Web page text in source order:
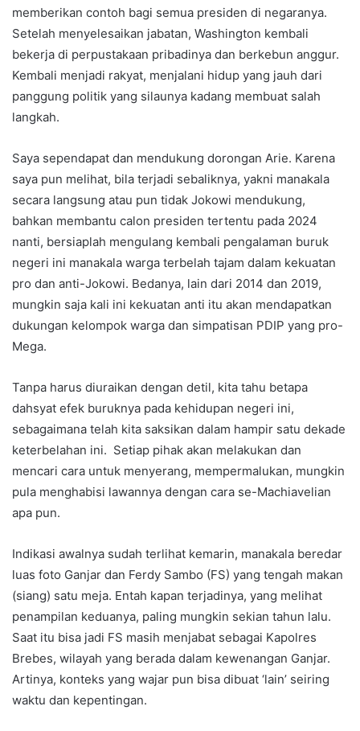
memberikan contoh bagi semua presiden di negaranya.
Setelah menyelesaikan jabatan, Washington kembali
bekerja di perpustakaan pribadinya dan berkebun anggur.
Kembali menjadi rakyat, menjalani hidup yang jauh dari
panggung politik yang silaunya kadang membuat salah
langkah.
Saya sependapat dan mendukung dorongan Arie. Karena
saya pun melihat, bila terjadi sebaliknya, yakni manakala
secara langsung atau pun tidak Jokowi mendukung,
bahkan membantu calon presiden tertentu pada 2024
nanti, bersiaplah mengulang kembali pengalaman buruk
negeri ini manakala warga terbelah tajam dalam kekuatan
pro dan anti-Jokowi. Bedanya, lain dari 2014 dan 2019,
mungkin saja kali ini kekuatan anti itu akan mendapatkan
dukungan kelompok warga dan simpatisan PDIP yang pro-
Mega.
Tanpa harus diuraikan dengan detil, kita tahu betapa
dahsyat efek buruknya pada kehidupan negeri ini,
sebagaimana telah kita saksikan dalam hampir satu dekade
keterbelahan ini. Setiap pihak akan melakukan dan
mencari cara untuk menyerang, mempermalukan, mungkin
pula menghabisi lawannya dengan cara se-Machiavelian
apa pun.
Indikasi awalnya sudah terlihat kemarin, manakala beredar
luas foto Ganjar dan Ferdy Sambo (FS) yang tengah makan
(siang) satu meja. Entah kapan terjadinya, yang melihat
penampilan keduanya, paling mungkin sekian tahun lalu.
Saat itu bisa jadi FS masih menjabat sebagai Kapolres
Brebes, wilayah yang berada dalam kewenangan Ganjar.
Artinya, konteks yang wajar pun bisa dibuat ‘lain’ seiring
waktu dan kepentingan.